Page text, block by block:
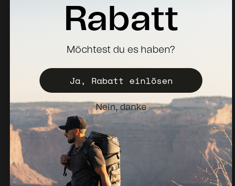
Rabatt auf Ihre erste Bestellung an.
E-Mail
Abonnieren
Rabatt
Möchtest du es haben?
Ja, Rabatt einlösen
Nein, danke